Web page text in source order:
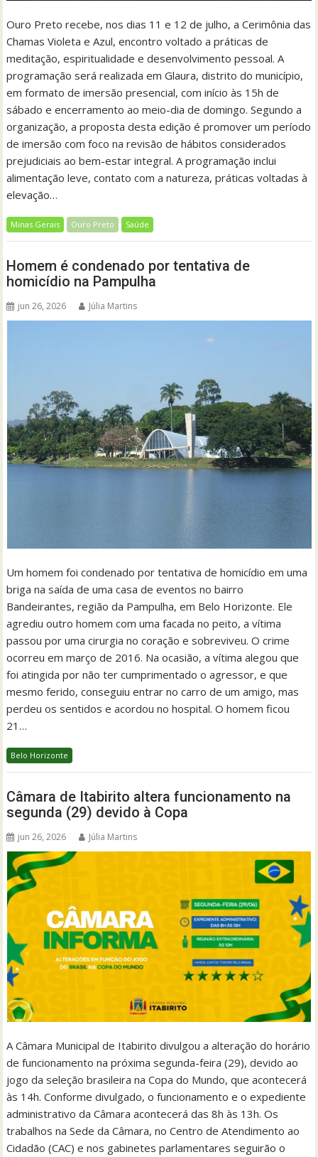
Ouro Preto recebe, nos dias 11 e 12 de julho, a Cerimônia das
Chamas Violeta e Azul, encontro voltado a práticas de
meditação, espiritualidade e desenvolvimento pessoal. A
programação será realizada em Glaura, distrito do município,
em formato de imersão presencial, com início às 15h de
sábado e encerramento ao meio-dia de domingo. Segundo a
organização, a proposta desta edição é promover um período
de imersão com foco na revisão de hábitos considerados
prejudiciais ao bem-estar integral. A programação inclui
alimentação leve, contato com a natureza, práticas voltadas à
elevação…
Minas Gerais Ouro Preto Saúde
Homem é condenado por tentativa de
homicídio na Pampulha
jun 26, 2026 Júlia Martins
Um homem foi condenado por tentativa de homicídio em uma
briga na saída de uma casa de eventos no bairro
Bandeirantes, região da Pampulha, em Belo Horizonte. Ele
agrediu outro homem com uma facada no peito, a vítima
passou por uma cirurgia no coração e sobreviveu. O crime
ocorreu em março de 2016. Na ocasião, a vítima alegou que
foi atingida por não ter cumprimentado o agressor, e que
mesmo ferido, conseguiu entrar no carro de um amigo, mas
perdeu os sentidos e acordou no hospital. O homem ficou
21…
Belo Horizonte
Câmara de Itabirito altera funcionamento na
segunda (29) devido à Copa
jun 26, 2026 Júlia Martins
A Câmara Municipal de Itabirito divulgou a alteração do horário
de funcionamento na próxima segunda-feira (29), devido ao
jogo da seleção brasileira na Copa do Mundo, que acontecerá
às 14h. Conforme divulgado, o funcionamento e o expediente
administrativo da Câmara acontecerá das 8h às 13h. Os
trabalhos na Sede da Câmara, no Centro de Atendimento ao
Cidadão (CAC) e nos gabinetes parlamentares seguirão o